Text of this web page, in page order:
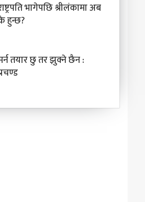
भागेपछि श्रीलंकामा अब
हुन्छ?
तयार छु तर झुक्ने छैन :